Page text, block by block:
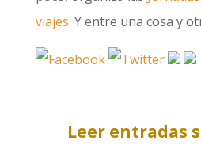
viajes. Y entre una cosa y
Leer entradas